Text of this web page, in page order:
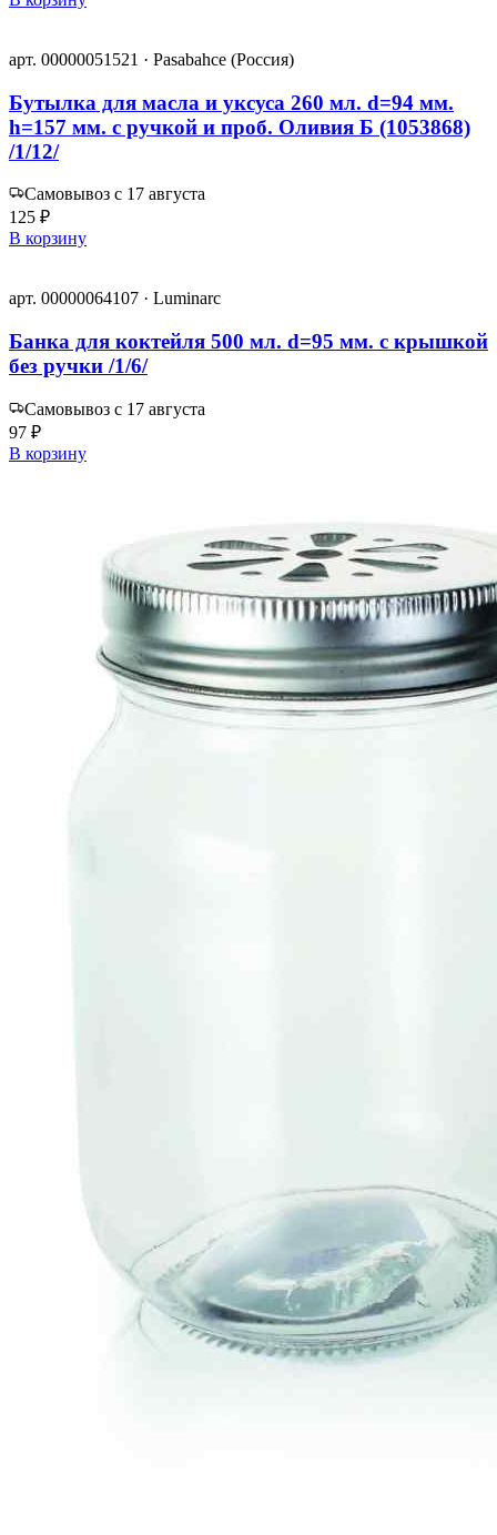
арт. 00000051521 · Pasabahce (Россия)
Бутылка для масла и уксуса 260 мл. d=94 мм.
h=157 мм. с ручкой и проб. Оливия Б (1053868)
/1/12/
Самовывоз с 17 августа
125 ₽
В корзину
арт. 00000064107 · Luminarc
Банка для коктейля 500 мл. d=95 мм. c крышкой
без ручки /1/6/
Самовывоз с 17 августа
97 ₽
В корзину